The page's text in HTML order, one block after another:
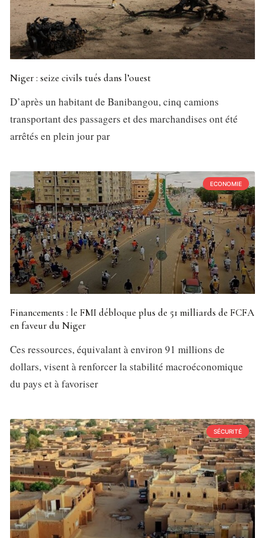
Niger : seize civils tués dans l’ouest
D’après un habitant de Banibangou, cinq camions
transportant des passagers et des marchandises ont été
arrêtés en plein jour par
ECONOMIE
Financements : le FMI débloque plus de 51 milliards de FCFA
en faveur du Niger
Ces ressources, équivalant à environ 91 millions de
dollars, visent à renforcer la stabilité macroéconomique
du pays et à favoriser
SÉCURITÉ